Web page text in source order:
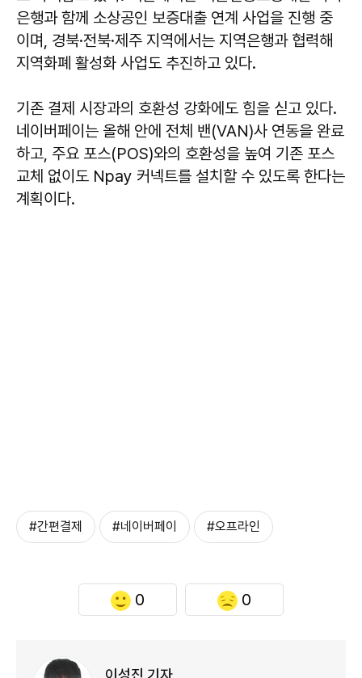
은행과 함께 소상공인 보증대출 연계 사업을 진행 중
이며, 경북·전북·제주 지역에서는 지역은행과 협력해
지역화폐 활성화 사업도 추진하고 있다.
기존 결제 시장과의 호환성 강화에도 힘을 싣고 있다.
네이버페이는 올해 안에 전체 밴(VAN)사 연동을 완료
하고, 주요 포스(POS)와의 호환성을 높여 기존 포스
교체 없이도 Npay 커넥트를 설치할 수 있도록 한다는
계획이다.
#간편결제 #네이버페이 #오프라인
0 0
이성진 기자